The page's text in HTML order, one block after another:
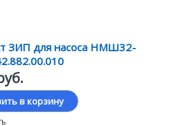
ЗИП для насоса НМШ32-
в корзину